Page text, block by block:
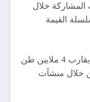
خلال
القيمة
وأشار البيان الى أن مشروع الممر الجنوبي لنقل الهيدروجين, الذي يعتبر أحد أهم مصادر إمدادات الاتحاد الأوروبي من الهيدروجين الأخضر, يهدف إلى نقل ما يقارب 4 ملايين طن
خلال منشآت